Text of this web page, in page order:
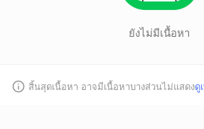
ยังไม่มีเนื้อหา
สิ้นสุดเนื้อหา อาจมีเนื้อหาบางส่วนไม่แสดงดู